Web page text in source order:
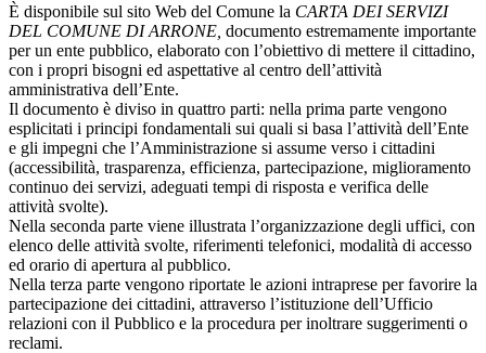
È disponibile sul sito Web del Comune la CARTA DEI SERVIZI
DEL COMUNE DI ARRONE, documento estremamente importante
per un ente pubblico, elaborato con l’obiettivo di mettere il cittadino,
con i propri bisogni ed aspettative al centro dell’attività
amministrativa dell’Ente.
Il documento è diviso in quattro parti: nella prima parte vengono
esplicitati i principi fondamentali sui quali si basa l’attività dell’Ente
e gli impegni che l’Amministrazione si assume verso i cittadini
(accessibilità, trasparenza, efficienza, partecipazione, miglioramento
continuo dei servizi, adeguati tempi di risposta e verifica delle
attività svolte).
Nella seconda parte viene illustrata l’organizzazione degli uffici, con
elenco delle attività svolte, riferimenti telefonici, modalità di accesso
ed orario di apertura al pubblico.
Nella terza parte vengono riportate le azioni intraprese per favorire la
partecipazione dei cittadini, attraverso l’istituzione dell’Ufficio
relazioni con il Pubblico e la procedura per inoltrare suggerimenti o
reclami.